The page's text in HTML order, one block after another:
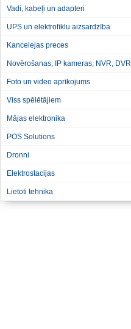
Vadi, kabeļi un adapteri
UPS un elektrotīklu aizsardzība
Kancelejas preces
Novērošanas, IP kameras, NVR, DVR
Foto un video aprīkojums
Viss spēlētājiem
Mājas elektronika
POS Solutions
Dronni
Elektrostacijas
Lietoti tehnika